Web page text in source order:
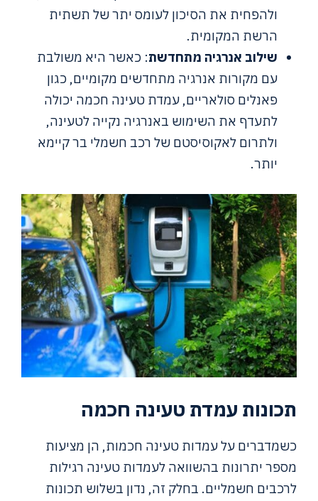
ולהפחית את הסיכון לעומס יתר של תשתית
הרשת המקומית.
שילוב אנרגיה מתחדשת: כאשר היא משולבת
עם מקורות אנרגיה מתחדשים מקומיים, כגון
פאנלים סולאריים, עמדת טעינה חכמה יכולה
לתעדף את השימוש באנרגיה נקייה לטעינה,
ולתרום לאקוסיסטם של רכב חשמלי בר קיימא
יותר.
תכונות עמדת טעינה חכמה
כשמדברים על עמדות טעינה חכמות, הן מציעות
מספר יתרונות בהשוואה לעמדות טעינה רגילות
לרכבים חשמליים. בחלק זה, נדון בשלוש תכונות